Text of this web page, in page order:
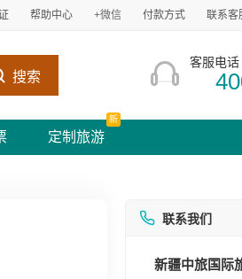
帮助中心 +微信 付款方式 联系客
搜索
客服电话
定制旅游
新
联系我们
新疆中旅国际